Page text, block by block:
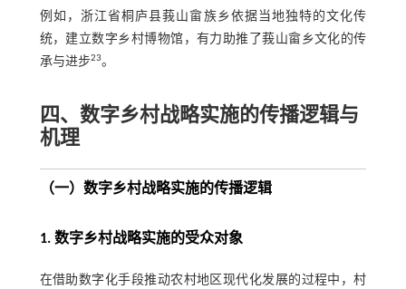
例如，浙江省桐庐县莪山畲族乡依据当地独特的文化传
统，建立数字乡村博物馆，有力助推了莪山畲乡文化的传
承与进步23。
四、数字乡村战略实施的传播逻辑与
机理
（一）数字乡村战略实施的传播逻辑
1. 数字乡村战略实施的受众对象
在借助数字化手段推动农村地区现代化发展的过程中，村